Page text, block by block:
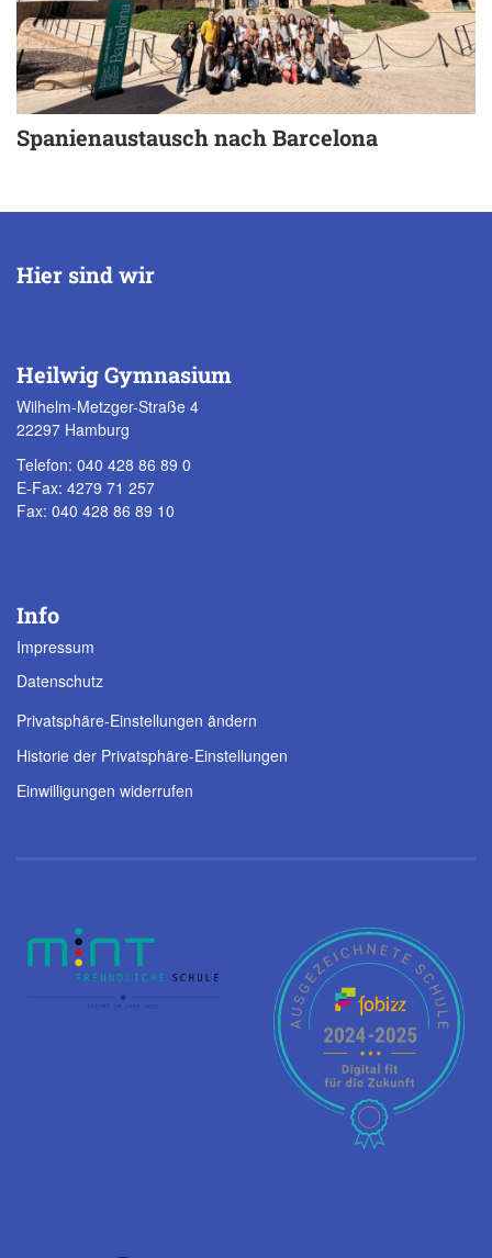
Spanienaustausch nach Barcelona
Hier sind wir
Heilwig Gymnasium
Wilhelm-Metzger-Straße 4
22297 Hamburg
Telefon: 040 428 86 89 0
E-Fax: 4279 71 257
Fax: 040 428 86 89 10
Info
Impressum
Datenschutz
Privatsphäre-Einstellungen ändern
Historie der Privatsphäre-Einstellungen
Einwilligungen widerrufen